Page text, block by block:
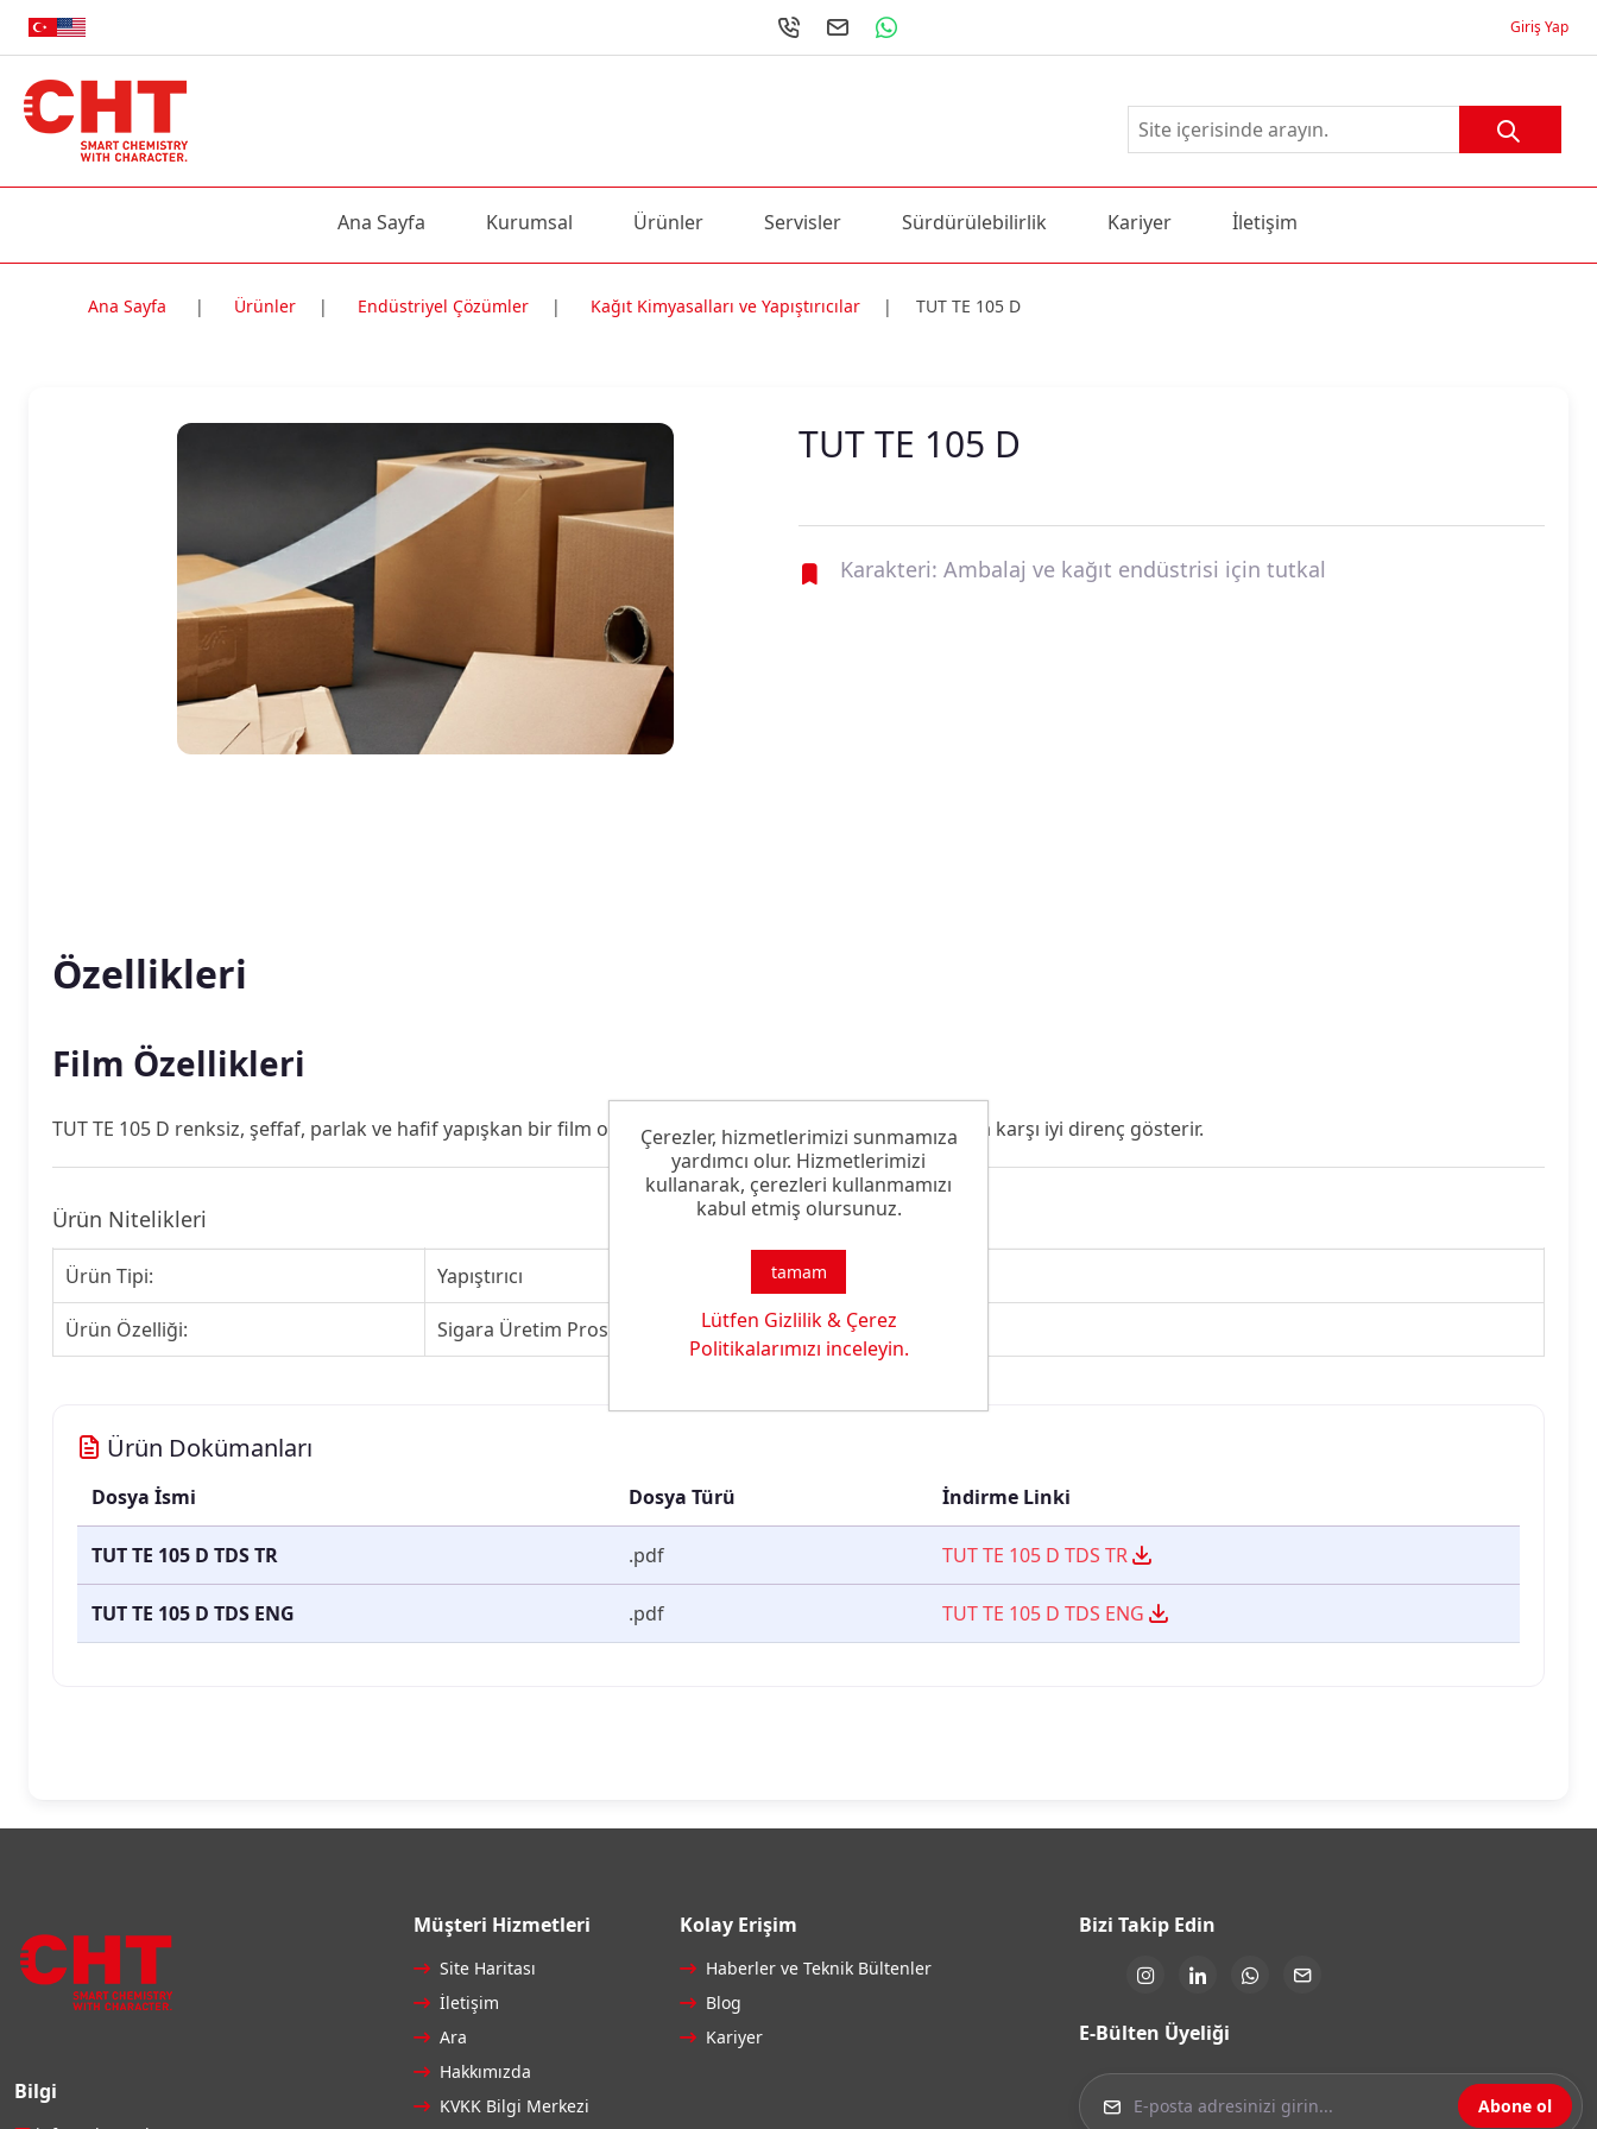
Giriş Yap
Ana Sayfa Kurumsal Ürünler Servisler Sürdürülebilirlik Kariyer İletişim
Ana Sayfa | Ürünler | Endüstriyel Çözümler | Kağıt Kimyasalları ve Yapıştırıcılar | TUT TE 105 D
TUT TE 105 D
Karakteri: Ambalaj ve kağıt endüstrisi için tutkal
Özellikleri
Film Özellikleri
TUT TE 105 D renksiz, şeffaf, parlak ve hafif yapışkan bir film oluşturur. TUT TE 105 D, yaşlanmaya ve ışığa karşı iyi direnç gösterir.
Ürün Nitelikleri
Ürün Tipi: Yapıştırıcı
Ürün Özelliği: Sigara Üretim Prosesinde Kullanılan Yapıştırıcı
Ürün Dokümanları
Dosya İsmi Dosya Türü İndirme Linki
TUT TE 105 D TDS TR .pdf TUT TE 105 D TDS TR
TUT TE 105 D TDS ENG .pdf TUT TE 105 D TDS ENG
Bilgi
Müşteri Hizmetleri
Site Haritası
İletişim
Ara
Hakkımızda
KVKK Bilgi Merkezi
Kolay Erişim
Haberler ve Teknik Bültenler
Blog
Kariyer
Bizi Takip Edin
E-Bülten Üyeliği
Abone ol
Çerezler, hizmetlerimizi sunmamıza
yardımcı olur. Hizmetlerimizi
kullanarak, çerezleri kullanmamızı
kabul etmiş olursunuz.
tamam
Lütfen Gizlilik & Çerez
Politikalarımızı inceleyin.